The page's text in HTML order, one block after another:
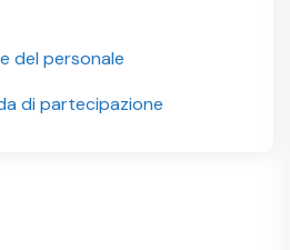
del personale
di partecipazione